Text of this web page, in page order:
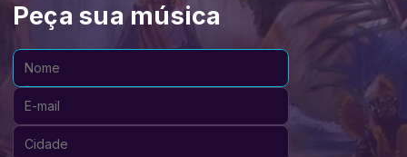
Peça sua música
Nome:
E-mail:
Cidade: